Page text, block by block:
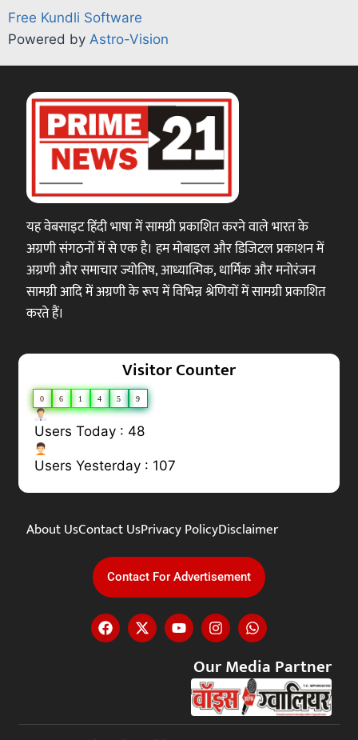
Free Kundli Software
Powered by Astro-Vision
यह वेबसाइट हिंदी भाषा में सामग्री प्रकाशित करने वाले भारत के
अग्रणी संगठनों में से एक है। हम मोबाइल और डिजिटल प्रकाशन में
अग्रणी और समाचार ज्योतिष, आध्यात्मिक, धार्मिक और मनोरंजन
सामग्री आदि में अग्रणी के रूप में विभिन्न श्रेणियों में सामग्री प्रकाशित
करते हैं।
Visitor Counter
0 6 1 4 5 9
Users Today : 48
Users Yesterday : 107
About UsContact UsPrivacy PolicyDisclaimer
Contact For Advertisement
Our Media Partner